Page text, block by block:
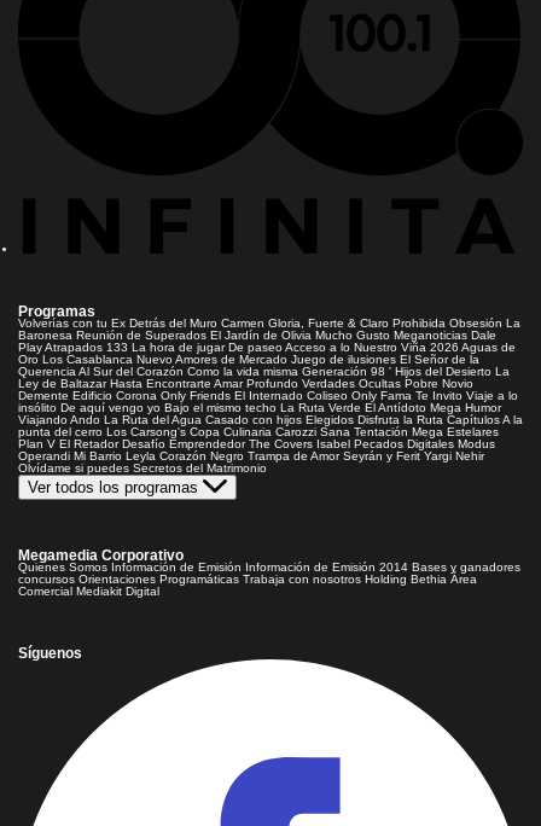
Programas
Volverías con tu Ex Detrás del Muro Carmen Gloria, Fuerte & Claro Prohibida Obsesión La
Baronesa Reunión de Superados El Jardín de Olivia Mucho Gusto Meganoticias Dale
PlayAtrapados 133 La hora de jugar De paseoAcceso a lo Nuestro Viña 2026 Aguas de
Oro Los Casablanca Nuevo Amores de Mercado Juego de ilusiones El Señor de la
Querencia Al Sur del Corazón Como la vida misma Generación 98 ' Hijos del Desierto La
Ley de Baltazar Hasta Encontrarte Amar Profundo Verdades Ocultas Pobre Novio
Demente Edificio Corona Only Friends El Internado Coliseo Only Fama Te Invito Viaje a lo
insólito De aquí vengo yo Bajo el mismo techo La Ruta Verde El Antídoto Mega Humor
Viajando Ando La Ruta del Agua Casado con hijos Elegidos Disfruta la Ruta CapítulosA la
punta del cerro Los Carsong's Copa Culinaria Carozzi Sana Tentación Mega Estelares
Plan V El Retador Desafío Emprendedor The Covers Isabel Pecados Digitales Modus
Operandi Mi Barrio Leyla Corazón Negro Trampa de Amor Seyrán y Ferit Yargi Nehir
Olvídame si puedes Secretos del Matrimonio
Ver todos los programas
Megamedia Corporativo
Quienes Somos Información de Emisión Información de Emisión 2014 Bases y ganadores
concursos Orientaciones Programáticas Trabaja con nosotros Holding Bethia Área
Comercial Mediakit Digital
Síguenos